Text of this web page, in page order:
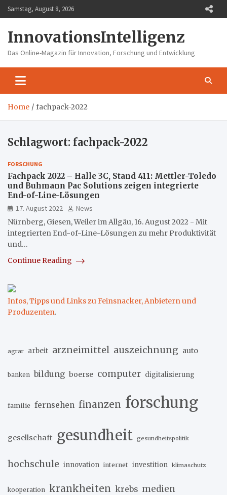
Skip
to
Samstag, August 8, 2026
InnovationsIntelligenz
Das Online-Magazin für Innovation, Forschung und Entwicklung
Home fachpack-2022
Schlagwort: fachpack-2022
FORSCHUNG
Fachpack 2022 – Halle 3C, Stand 411: Mettler-Toledo
und Buhmann Pac Solutions zeigen integrierte
End-of-Line-Lösungen
17. August 2022
News
Nürnberg, Giesen, Weiler im Allgäu, 16. August 2022 - Mit
integrierten End-of-Line-Lösungen zu mehr Produktivität
und…
Continue Reading
Infos, Tipps und Links zu Feinsnacker, Anbietern und
Produzenten.
agrar arbeit arzneimittel auszeichnung auto
banken bildung boerse computer digitalisierung
familie fernsehen finanzen forschung
gesellschaft gesundheit gesundheitspolitik
hochschule innovation internet investition klimaschutz
kooperation krankheiten krebs medien